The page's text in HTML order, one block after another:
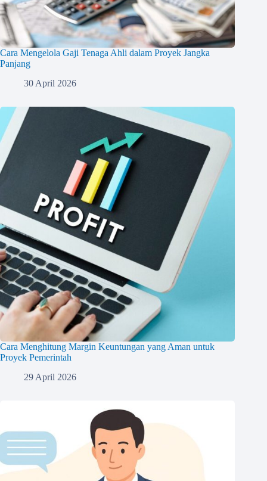
Cara Mengelola Gaji Tenaga Ahli dalam Proyek Jangka
Panjang
30 April 2026
Cara Menghitung Margin Keuntungan yang Aman untuk
Proyek Pemerintah
29 April 2026